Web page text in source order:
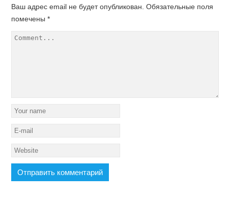
Ваш адрес email не будет опубликован. Обязательные поля
помечены*